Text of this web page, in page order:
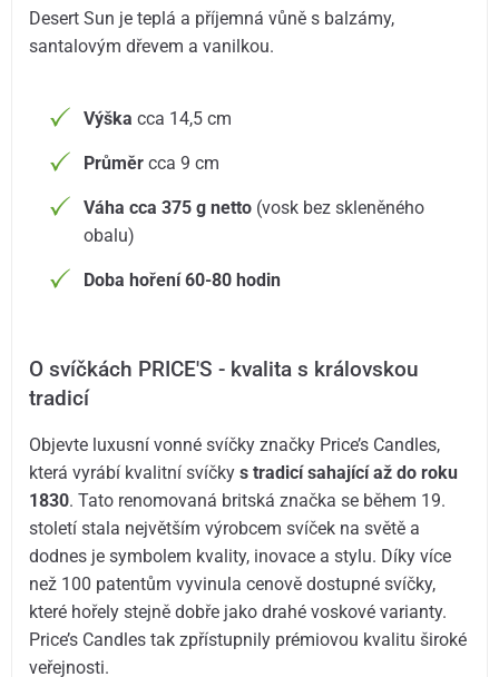
Desert Sun je teplá a příjemná vůně s balzámy,
santalovým dřevem a vanilkou.
Výška cca 14,5 cm
Průměr cca 9 cm
Váha cca 375 g netto (vosk bez skleněného
obalu)
Doba hoření 60-80 hodin
O svíčkách PRICE'S - kvalita s královskou
tradicí
Objevte luxusní vonné svíčky značky Price’s Candles,
která vyrábí kvalitní svíčkys tradicí sahající až do roku
1830. Tato renomovaná britská značka se během 19.
století stala největším výrobcem svíček na světě a
dodnes je symbolem kvality, inovace a stylu. Díky více
než 100 patentům vyvinula cenově dostupné svíčky,
které hořely stejně dobře jako drahé voskové varianty.
Price’s Candles tak zpřístupnily prémiovou kvalitu široké
veřejnosti.